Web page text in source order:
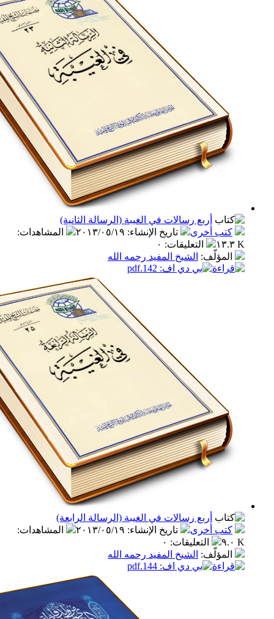
أربع رسالات في الغيبة (الرسالة الثانية)
أخرى
تاريخ الإنشاء :٢٠١٣/٠٥/١٩ المشاهدات:
التعليقات:٠
الشيخ المفيد رحمه الله
أربع رسالات في الغيبة (الرسالة الرابعة)
أخرى
تاريخ الإنشاء :٢٠١٣/٠٥/١٩ المشاهدات:
التعليقات:٠
الشيخ المفيد رحمه الله